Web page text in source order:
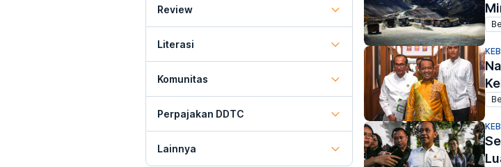
Review
Literasi
Komunitas
Perpajakan DDTC
Lainnya